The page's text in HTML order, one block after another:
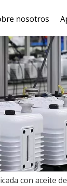
nosotros
con aceite